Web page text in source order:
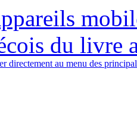
du livre
directement au menu des